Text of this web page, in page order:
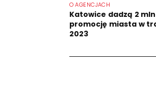
O AGENCJACH
Katowice dadzą 2
promocję miasta w
2023